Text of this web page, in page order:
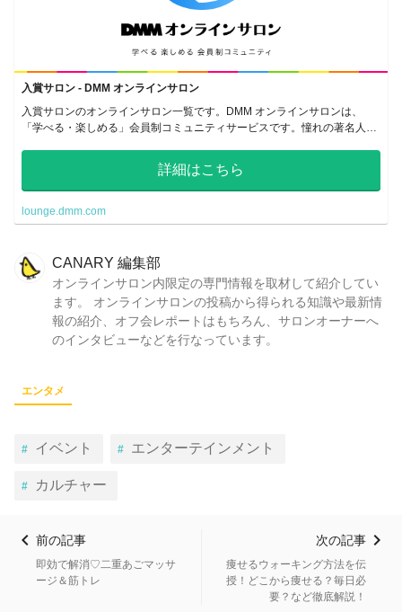
入賞サロン - DMM オンラインサロン
入賞サロンのオンラインサロン一覧です。DMM オンラインサロンは、
「学べる・楽しめる」会員制コミュニティサービスです。憧れの著名人や
詳細はこちら
lounge.dmm.com
CANARY 編集部
オンラインサロン内限定の専門情報を取材して紹介してい
ます。 オンラインサロンの投稿から得られる知識や最新情
報の紹介、オフ会レポートはもちろん、サロンオーナーへ
のインタビューなどを行なっています。
エンタメ
イベント エンターテインメント
カルチャー
前の記事
即効で解消♡二重あごマッサ
ージ＆筋トレ
次の記事
痩せるウォーキング方法を伝
授！どこから痩せる？毎日必
要？など徹底解説！